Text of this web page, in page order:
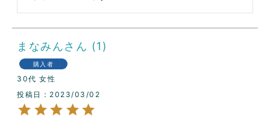
まなみん 1
購入者
30代 女性
投稿日
2023/03/02